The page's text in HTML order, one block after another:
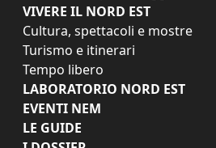
VIVERE IL NORD EST
Cultura, spettacoli e mostre
Turismo e itinerari
Tempo libero
LABORATORIO NORD EST
EVENTI NEM
LE GUIDE